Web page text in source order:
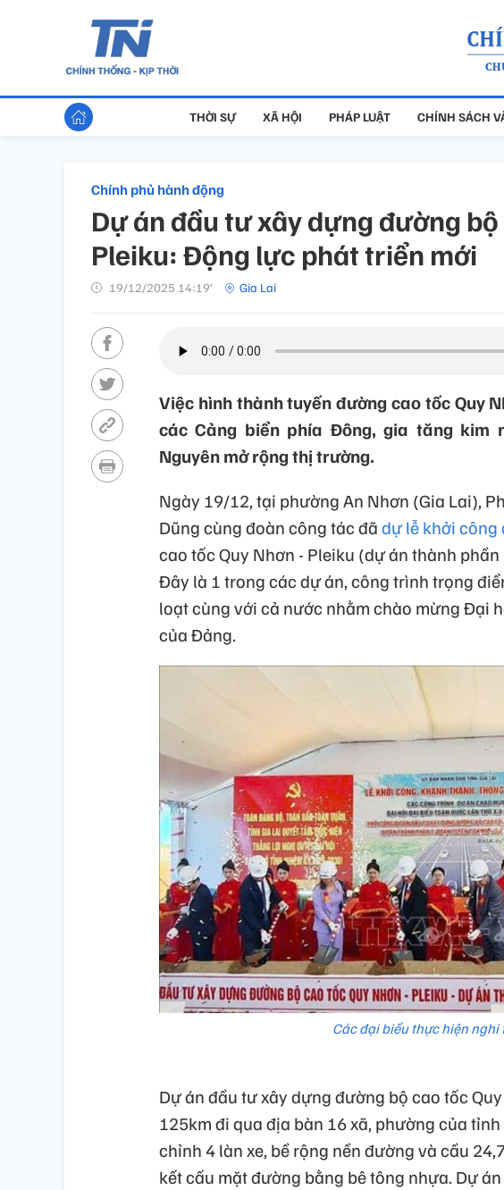
THỜI SỰ XÃ HỘI PHÁP LUẬT CHÍNH SÁCH
Chính phủ hành động
Dự án đầu tư xây dựng đường
Pleiku: Động lực phát triển mới
19/12/2025 14:19’ Gia Lai
Việc hình thành tuyến đường cao tốc Quy
các Cảng biển phía Đông, gia tăng kim
Nguyên mở rộng thị trường.
Ngày 19/12, tại phường An Nhơn (Gia Lai),
Dũng cùng đoàn công tác đãdự lễ khởi
cao tốc Quy Nhơn - Pleiku (dự án thành
Đây là 1 trong các dự án, công trình trọng
loạt cùng với cả nước nhằm chào mừng Đại
của Đảng.
Các đại biểu thực hiện nghi
Dự án đầu tư xây dựng đường bộ cao tốc
125km đi qua địa bàn 16 xã, phường của
chỉnh 4 làn xe, bề rộng nền đường và cầu
kết cấu mặt đường bằng bê tông nhựa. Dự